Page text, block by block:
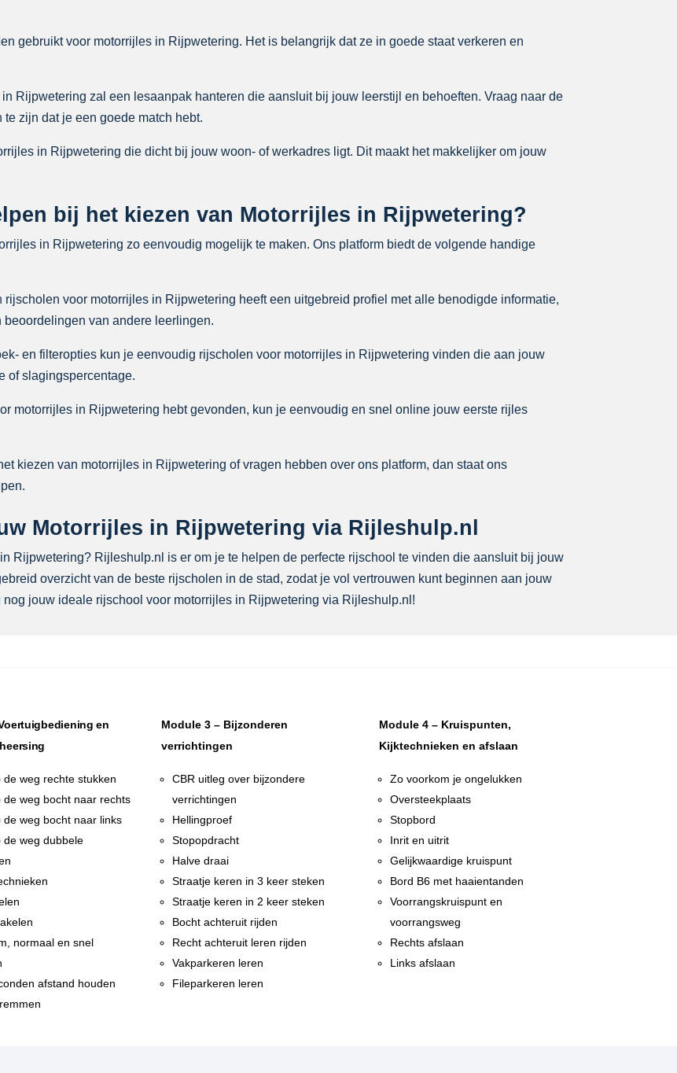
gebruikt voor motorrijles in Rijpwetering. Het is belangrijk dat ze in goede staat verkeren en
Rijpwetering zal een lesaanpak hanteren die aansluit bij jouw leerstijl en behoeften. Vraag naar de
zijn dat je een goede match hebt.
in Rijpwetering die dicht bij jouw woon- of werkadres ligt. Dit maakt het makkelijker om jouw
bij het kiezen van Motorrijles in Rijpwetering?
in Rijpwetering zo eenvoudig mogelijk te maken. Ons platform biedt de volgende handige
rijscholen voor motorrijles in Rijpwetering heeft een uitgebreid profiel met alle benodigde informatie,
van andere leerlingen.
en filteropties kun je eenvoudig rijscholen voor motorrijles in Rijpwetering vinden die aan jouw
of slagingspercentage.
motorrijles in Rijpwetering hebt gevonden, kun je eenvoudig en snel online jouw eerste rijles
kiezen van motorrijles in Rijpwetering of vragen hebben over ons platform, dan staat ons
Motorrijles in Rijpwetering via Rijleshulp.nl
Rijpwetering? Rijleshulp.nl is er om je te helpen de perfecte rijschool te vinden die aansluit bij jouw
overzicht van de beste rijscholen in de stad, zodat je vol vertrouwen kunt beginnen aan jouw
jouw ideale rijschool voor motorrijles in Rijpwetering via Rijleshulp.nl!
en
de weg rechte stukken
de weg bocht naar rechts
de weg bocht naar links
de weg dubbele
normaal en snel
afstand houden
Module 3 – Bijzonderen
verrichtingen
CBR uitleg over bijzondere
verrichtingen
Hellingproef
Stopopdracht
Halve draai
Straatje keren in 3 keer steken
Straatje keren in 2 keer steken
Bocht achteruit rijden
Recht achteruit leren rijden
Vakparkeren leren
Fileparkeren leren
Module 4 – Kruispunten,
Kijktechnieken en afslaan
Zo voorkom je ongelukken
Oversteekplaats
Stopbord
Inrit en uitrit
Gelijkwaardige kruispunt
Bord B6 met haaientanden
Voorrangskruispunt en
voorrangsweg
Rechts afslaan
Links afslaan